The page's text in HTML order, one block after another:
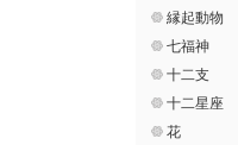
縁起動物
七福神
十二支
十二星座
花